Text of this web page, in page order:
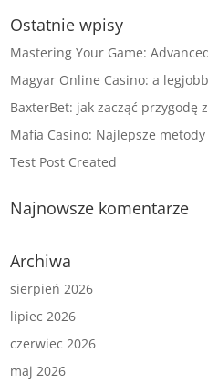
Ostatnie wpisy
Mastering Your Game:
Magyar Online Casino: a
BaxterBet: jak zacząć przygodę
Mafia Casino: Najlepsze
Test Post Created
Najnowsze komentarze
Archiwa
sierpień 2026
lipiec 2026
czerwiec 2026
maj 2026